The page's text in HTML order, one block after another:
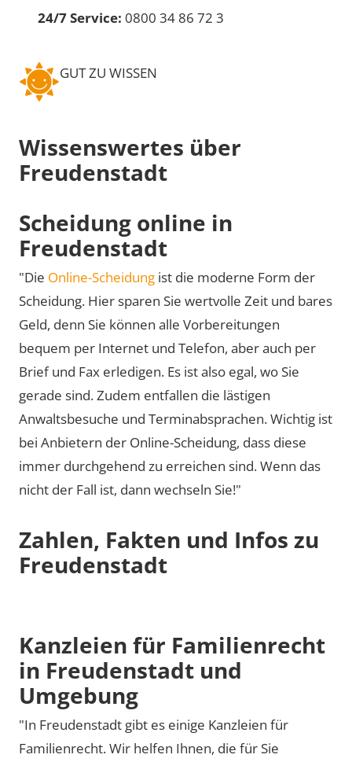
24/7 Service: 0800 34 86 72 3
GUT ZU WISSEN
Wissenswertes über
Freudenstadt
Scheidung online in
Freudenstadt
"Die Online-Scheidung ist die moderne Form der
Scheidung. Hier sparen Sie wertvolle Zeit und bares
Geld, denn Sie können alle Vorbereitungen
bequem per Internet und Telefon, aber auch per
Brief und Fax erledigen. Es ist also egal, wo Sie
gerade sind. Zudem entfallen die lästigen
Anwaltsbesuche und Terminabsprachen. Wichtig ist
bei Anbietern der Online-Scheidung, dass diese
immer durchgehend zu erreichen sind. Wenn das
nicht der Fall ist, dann wechseln Sie!"
Zahlen, Fakten und Infos zu
Freudenstadt
Kanzleien für Familienrecht
in Freudenstadt und
Umgebung
"In Freudenstadt gibt es einige Kanzleien für
Familienrecht. Wir helfen Ihnen, die für Sie